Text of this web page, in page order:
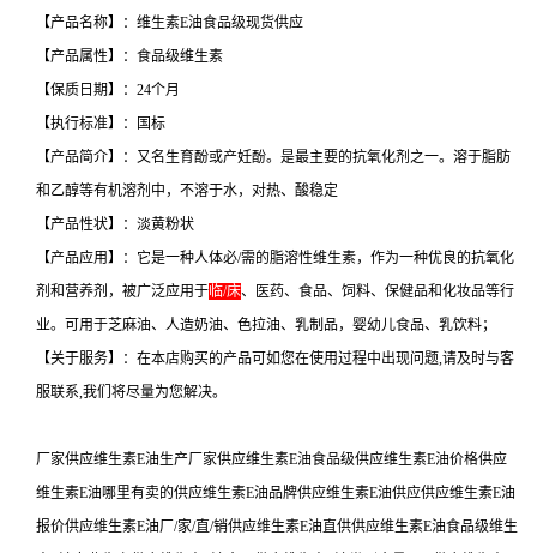
【产品名称】：维生素E油食品级现货供应
【产品属性】：食品级维生素
【保质日期】：24个月
【执行标准】：国标
【产品简介】：又名生育酚或产妊酚。是最主要的抗氧化剂之一。溶于脂肪
和乙醇等有机溶剂中，不溶于水，对热、酸稳定
【产品性状】：淡黄粉状
【产品应用】：它是一种人体必/需的脂溶性维生素，作为一种优良的抗氧化
剂和营养剂，被广泛应用于临/床、医药、食品、饲料、保健品和化妆品等行
业。可用于芝麻油、人造奶油、色拉油、乳制品，婴幼儿食品、乳饮料；
【关于服务】：在本店购买的产品可如您在使用过程中出现问题,请及时与客
服联系,我们将尽量为您解决。
厂家供应维生素E油生产厂家供应维生素E油食品级供应维生素E油价格供应
维生素E油哪里有卖的供应维生素E油品牌供应维生素E油供应供应维生素E油
报价供应维生素E油厂/家/直/销供应维生素E油直供供应维生素E油食品级维生